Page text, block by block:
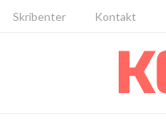
Skribenter Kontakt